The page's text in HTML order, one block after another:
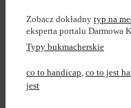
Zobacz dokładny typ na
eksperta portalu Darmowa
Typy bukmacherskie
co to handicap, co to jest
jest